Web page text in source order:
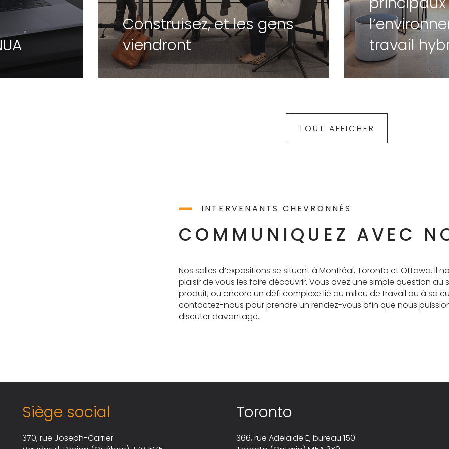
Construisez, et les gens
viendront
travail
TOUT AFFICHER
INTERVENANTS CHEVRONNÉS
COMMUNIQUEZ AVEC
Nos salles d’expositions se situent à Montréal, Toronto et Ottawa. Il
plaisir de vous les faire découvrir. Vous avez une simple question au
produit, ou encore un défi complexe lié au milieu de travail ou à sa
contactez-nous pour prendre un rendez-vous afin que nous
discuter davantage.
Siège social
370, rue Joseph-Carrier
Toronto
366, rue Adelaide E, bureau 150